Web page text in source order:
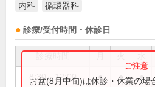
内科 循環器科
診療/受付時間・休診日
8:30～12:00 ● ● ●
お盆(8月中旬)は休診・休業の場